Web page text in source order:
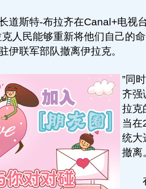
斯特-布拉齐在Canal+电视
克人民能够重新将他们自己的
伊联军部队撤离伊拉克。
”同
齐强
拉克
当在
统大
撤离
在